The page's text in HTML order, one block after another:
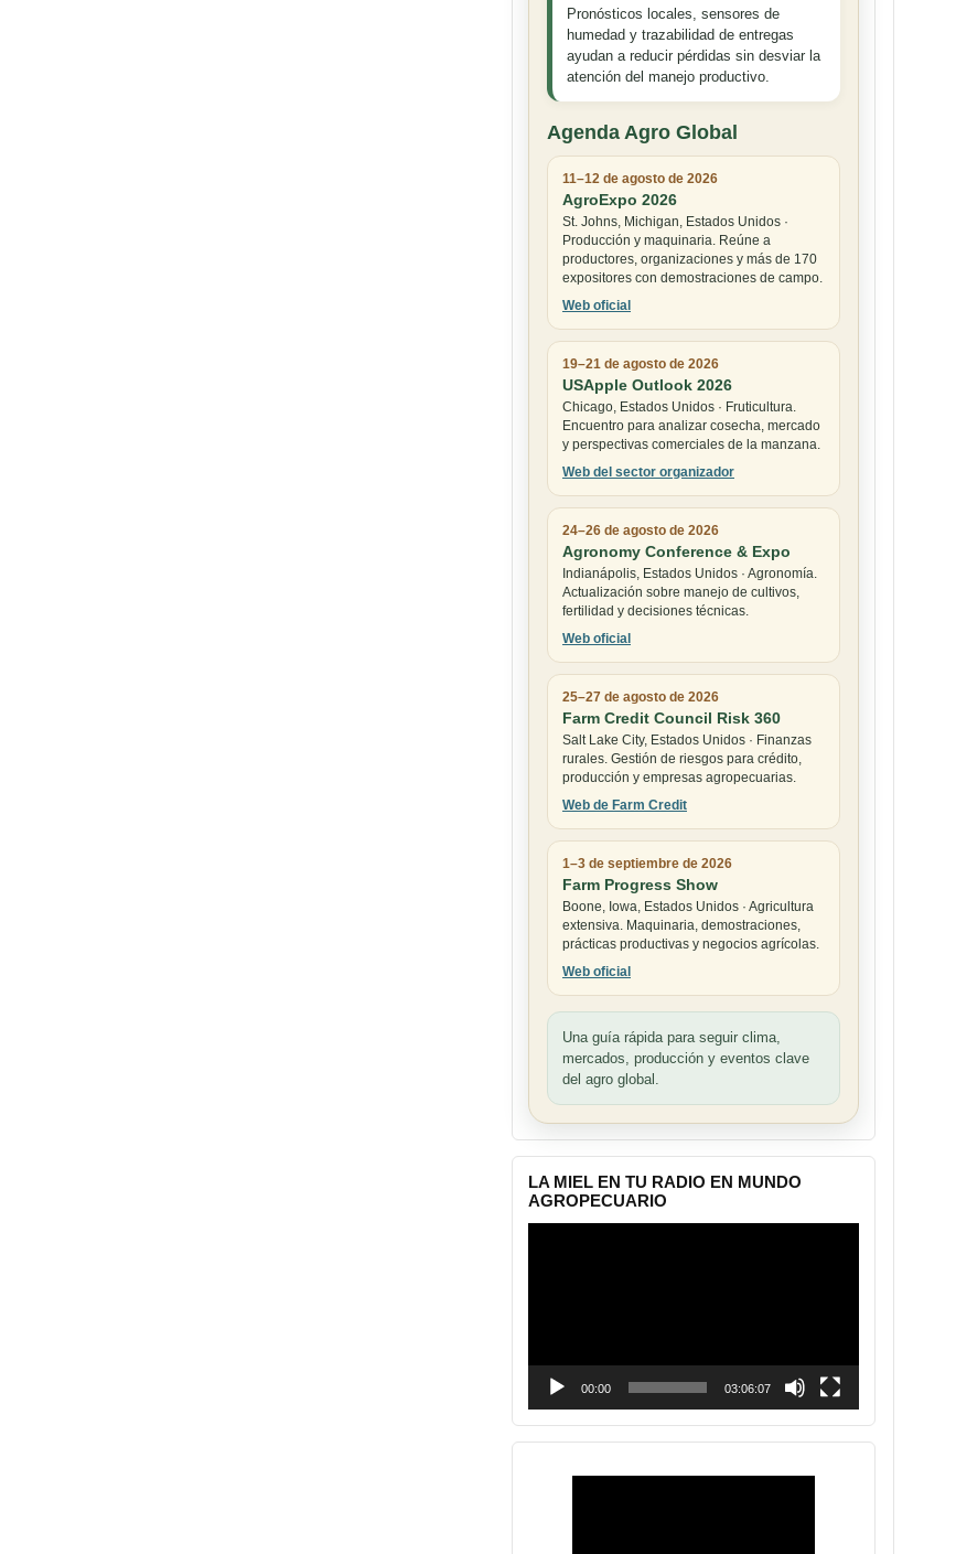
Pronósticos locales, sensores de
humedad y trazabilidad de entregas
ayudan a reducir pérdidas sin desviar la
atención del manejo productivo.
Agenda Agro Global
11–12 de agosto de 2026
AgroExpo 2026
St. Johns, Michigan, Estados Unidos ·
Producción y maquinaria. Reúne a
productores, organizaciones y más de 170
expositores con demostraciones de campo.
Web oficial
19–21 de agosto de 2026
USApple Outlook 2026
Chicago, Estados Unidos · Fruticultura.
Encuentro para analizar cosecha, mercado
y perspectivas comerciales de la manzana.
Web del sector organizador
24–26 de agosto de 2026
Agronomy Conference & Expo
Indianápolis, Estados Unidos · Agronomía.
Actualización sobre manejo de cultivos,
fertilidad y decisiones técnicas.
Web oficial
25–27 de agosto de 2026
Farm Credit Council Risk 360
Salt Lake City, Estados Unidos · Finanzas
rurales. Gestión de riesgos para crédito,
producción y empresas agropecuarias.
Web de Farm Credit
1–3 de septiembre de 2026
Farm Progress Show
Boone, Iowa, Estados Unidos · Agricultura
extensiva. Maquinaria, demostraciones,
prácticas productivas y negocios agrícolas.
Web oficial
Una guía rápida para seguir clima,
mercados, producción y eventos clave
del agro global.
LA MIEL EN TU RADIO EN MUNDO
AGROPECUARIO
00:00 03:06:07